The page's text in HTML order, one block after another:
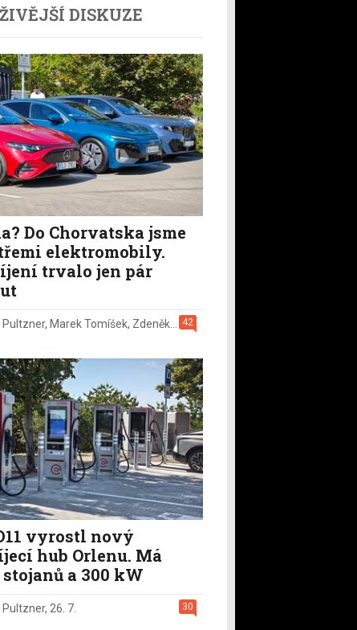
DISKUZE
Do Chorvatska jsme
elektromobily.
trvalo jen pár
42
,Marek Tomíšek, Zdeněk Pečený
vyrostl nový
hub Orlenu. Má
stojanů a 300 kW
30
Pultzner, 26. 7.